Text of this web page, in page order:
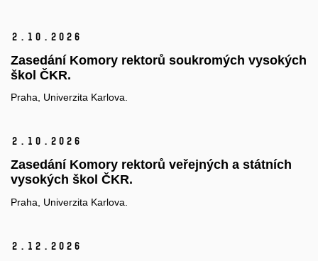
2. 10. 2026
Zasedání Komory rektorů soukromých vysokých
škol ČKR.
Praha, Univerzita Karlova.
2. 10. 2026
Zasedání Komory rektorů veřejných a státních
vysokých škol ČKR.
Praha, Univerzita Karlova.
2. 12. 2026